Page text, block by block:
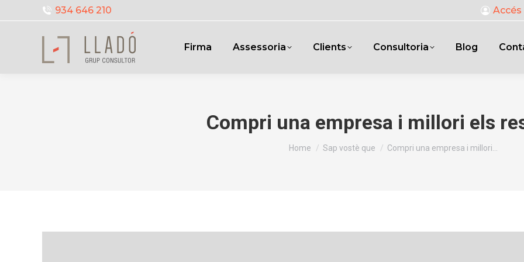
934 646 210
Firma Assessoria Clients Consultoria Blog
Compri una empresa i millori els
You are here:
Home Sap vostè que Compri una empresa i millori…